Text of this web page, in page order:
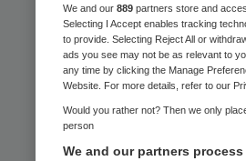
We and our 889 partners store and
Selecting I Accept enables tracking
to provide. Selecting Reject All or
ads you see may not be as relevant to
any time by clicking the Manage
Website. For more details, refer to our
Would you rather not? Then we only
person
We and our partners